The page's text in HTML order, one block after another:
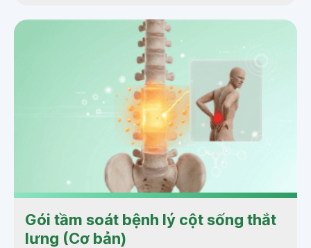
Gói tầm soát bệnh lý cột sống thắt
lưng (Cơ bản)